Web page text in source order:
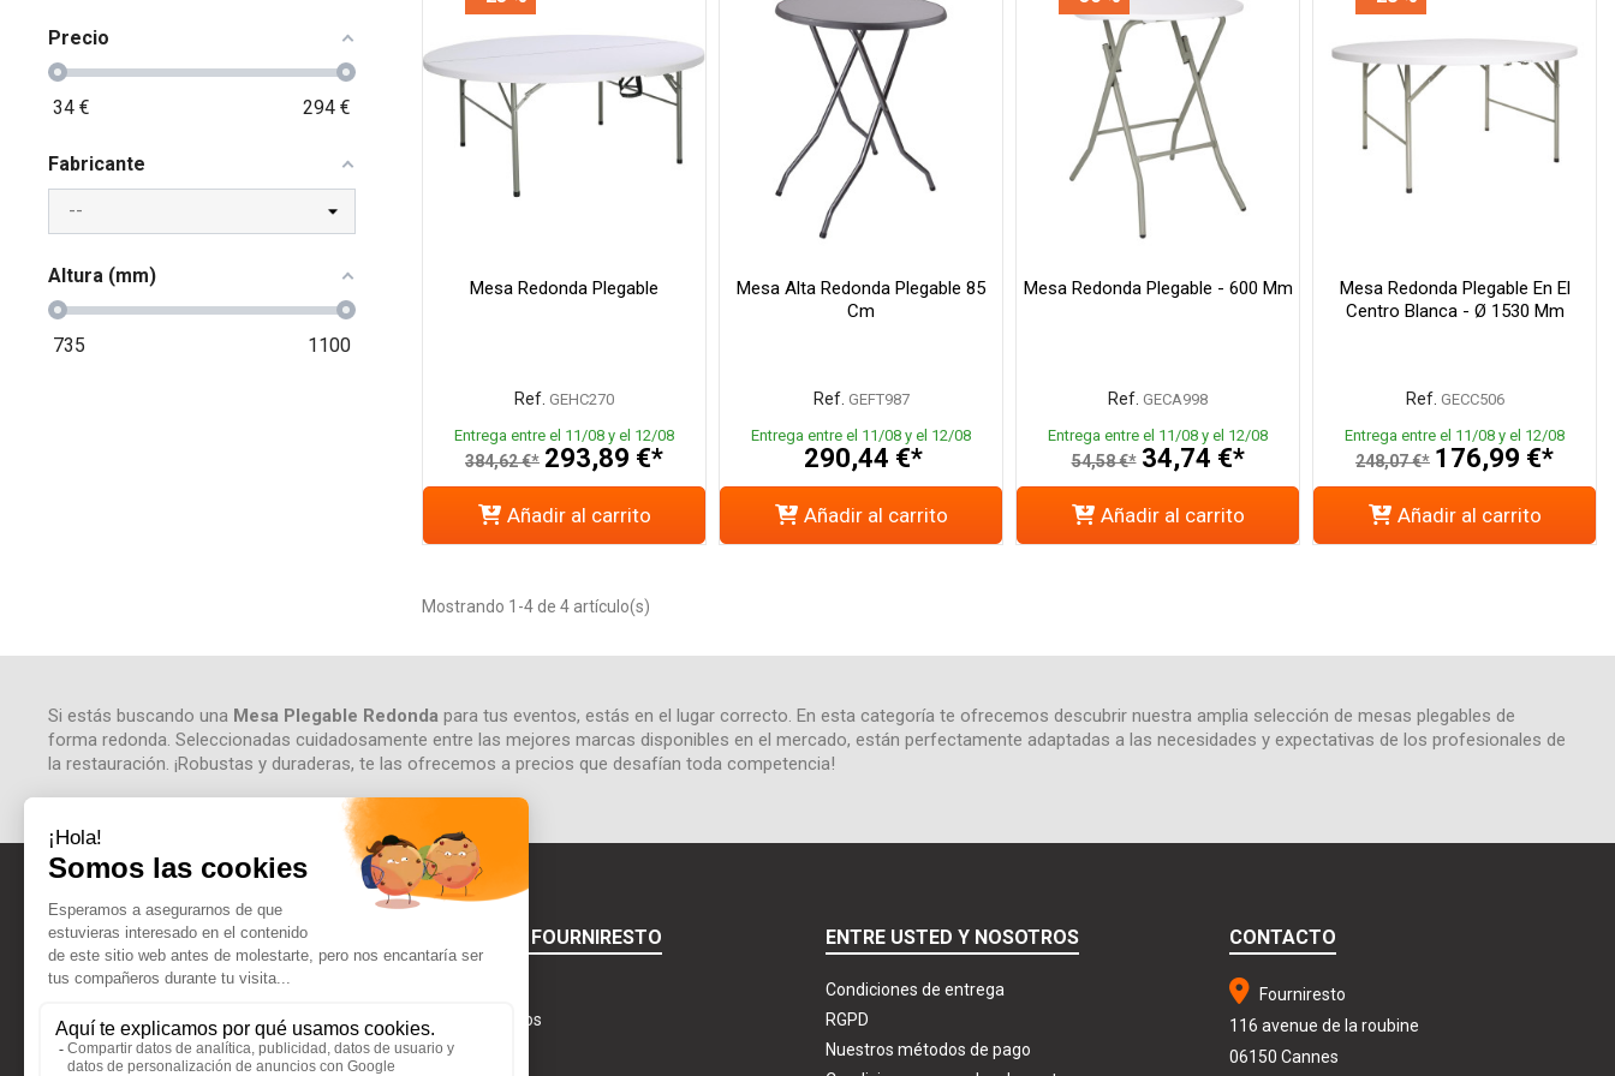
Precio
34 € 294 €
Fabricante
Altura (mm)
735 1100
Mesa Redonda Plegable
Ref. GEHC270
Entrega entre el 11/08 y el 12/08
384,62 €* 293,89 €*
Añadir al carrito
Mesa Alta Redonda Plegable 85
Cm
Ref. GEFT987
Entrega entre el 11/08 y el 12/08
290,44 €*
Añadir al carrito
Mesa Redonda Plegable - 600 Mm
Ref. GECA998
Entrega entre el 11/08 y el 12/08
54,58 €* 34,74 €*
Añadir al carrito
Mesa Redonda Plegable En El
Centro Blanca - Ø 1530 Mm
Ref. GECC506
Entrega entre el 11/08 y el 12/08
248,07 €* 176,99 €*
Añadir al carrito
Mostrando 1-4 de 4 artículo(s)
Si estás buscando una Mesa Plegable Redonda para tus eventos, estás en el lugar correcto. En esta categoría te ofrecemos descubrir nuestra amplia selección de mesas plegables de
forma redonda. Seleccionadas cuidadosamente entre las mejores marcas disponibles en el mercado, están perfectamente adaptadas a las necesidades y expectativas de los profesionales de
la restauración. ¡Robustas y duraderas, te las ofrecemos a precios que desafían toda competencia!
CONTÁCTENOS
ACERCA DE FOURNIRESTO
Quiénes Somos
ENTRE USTED Y NOSOTROS
Condiciones de entrega
RGPD
Nuestros métodos de pago
CONTACTO
Fourniresto
116 avenue de la roubine
06150 Cannes